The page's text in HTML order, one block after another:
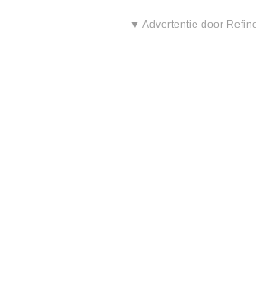
▼ Advertentie door